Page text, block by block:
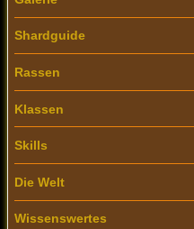
Shardguide
Rassen
Klassen
Skills
Die Welt
Wissenswertes